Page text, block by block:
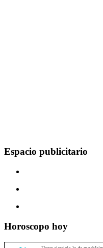
Espacio publicitario
Horoscopo hoy